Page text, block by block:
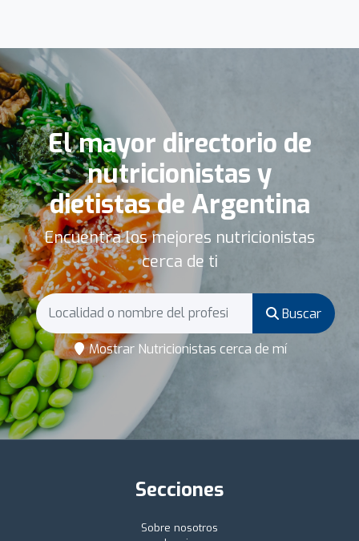
El mayor directorio de
nutricionistas y
dietistas de Argentina
Encuentra los mejores nutricionistas
cerca de ti
Buscar
Mostrar Nutricionistas cerca de mí
Secciones
Sobre nosotros